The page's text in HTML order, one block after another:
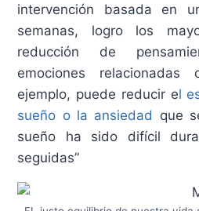
intervención basada en
semanas, logro los
reducción de
emociones
ejemplo, puede reducir el
sueño o la ansiedad que
sueño ha sido difícil
seguidas”